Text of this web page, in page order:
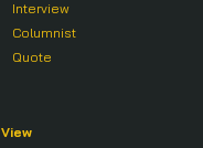
Interview
Columnist
Quote
View